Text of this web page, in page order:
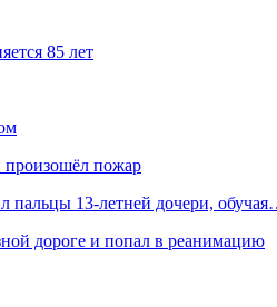
85 лет
произошёл пожар
пальцы 13-летней дочери,
дороге и попал в реанимацию